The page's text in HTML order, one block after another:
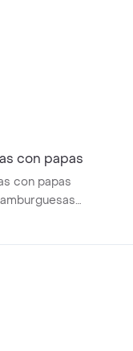
con papas
con papas